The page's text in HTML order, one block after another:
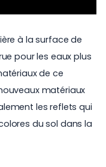
à la surface de
pour les eaux plus
de ce
matériaux
les reflets qui
du sol dans la